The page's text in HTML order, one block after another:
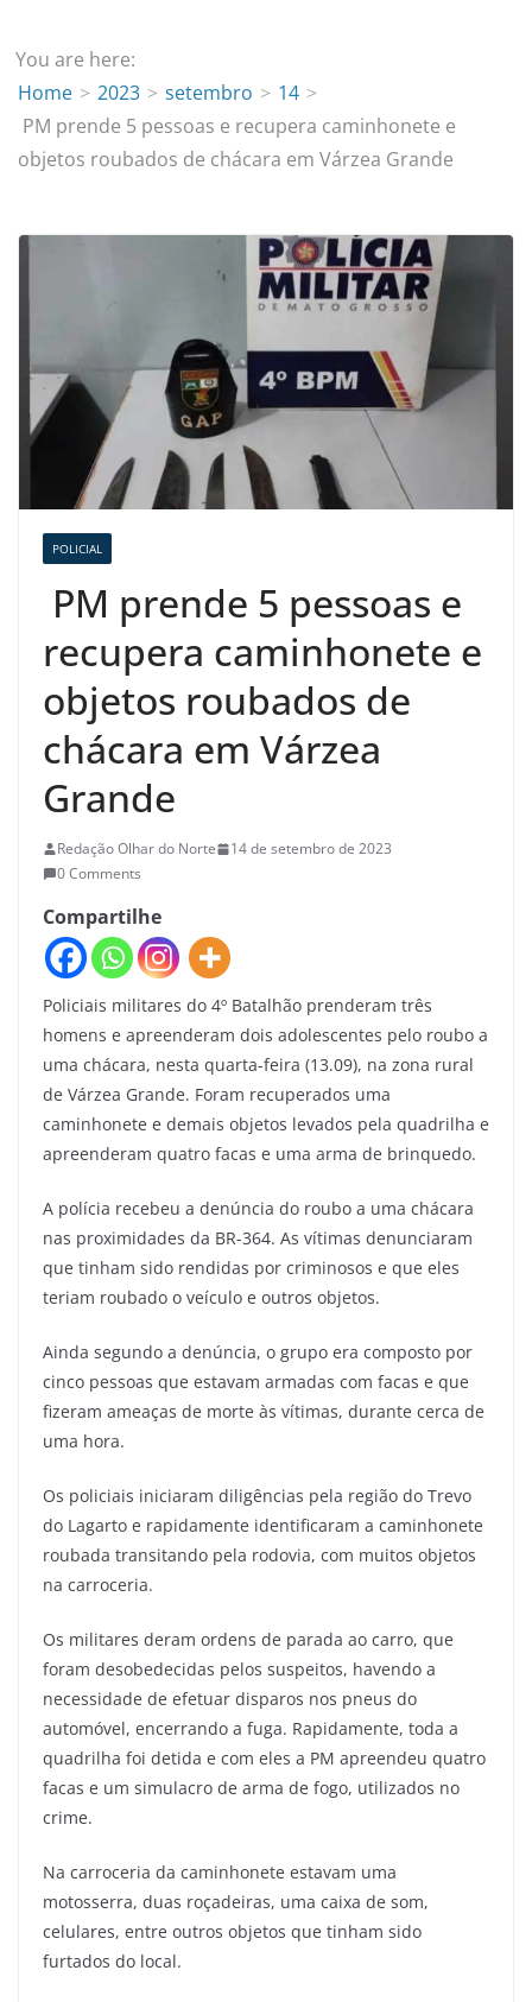
You are here:
Home
2023 setembro
14
PM prende 5 pessoas e recupera caminhonete e
objetos roubados de chácara em Várzea Grande
POLICIAL
PM prende 5 pessoas e
recupera caminhonete e
objetos roubados de
chácara em Várzea
Grande
Redação Olhar do Norte
14 de setembro de 2023
0 Comments
Compartilhe
Policiais militares do 4º Batalhão prenderam três
homens e apreenderam dois adolescentes pelo roubo a
uma chácara, nesta quarta-feira (13.09), na zona rural
de Várzea Grande. Foram recuperados uma
caminhonete e demais objetos levados pela quadrilha e
apreenderam quatro facas e uma arma de brinquedo.
A polícia recebeu a denúncia do roubo a uma chácara
nas proximidades da BR-364. As vítimas denunciaram
que tinham sido rendidas por criminosos e que eles
teriam roubado o veículo e outros objetos.
Ainda segundo a denúncia, o grupo era composto por
cinco pessoas que estavam armadas com facas e que
fizeram ameaças de morte às vítimas, durante cerca de
uma hora.
Os policiais iniciaram diligências pela região do Trevo
do Lagarto e rapidamente identificaram a caminhonete
roubada transitando pela rodovia, com muitos objetos
na carroceria.
Os militares deram ordens de parada ao carro, que
foram desobedecidas pelos suspeitos, havendo a
necessidade de efetuar disparos nos pneus do
automóvel, encerrando a fuga. Rapidamente, toda a
quadrilha foi detida e com eles a PM apreendeu quatro
facas e um simulacro de arma de fogo, utilizados no
crime.
Na carroceria da caminhonete estavam uma
motosserra, duas roçadeiras, uma caixa de som,
celulares, entre outros objetos que tinham sido
furtados do local.